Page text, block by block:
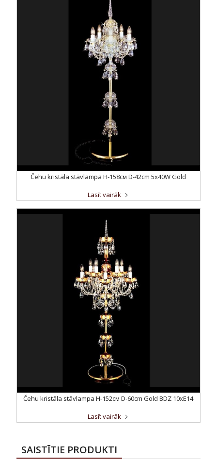
Čehu kristāla stāvlampa H-158см D-42cm 5x40W Gold
Lasīt vairāk
Čehu kristāla stāvlampa H-152см D-60cm Gold BDZ 10xE14
Lasīt vairāk
SAISTĪTIE PRODUKTI